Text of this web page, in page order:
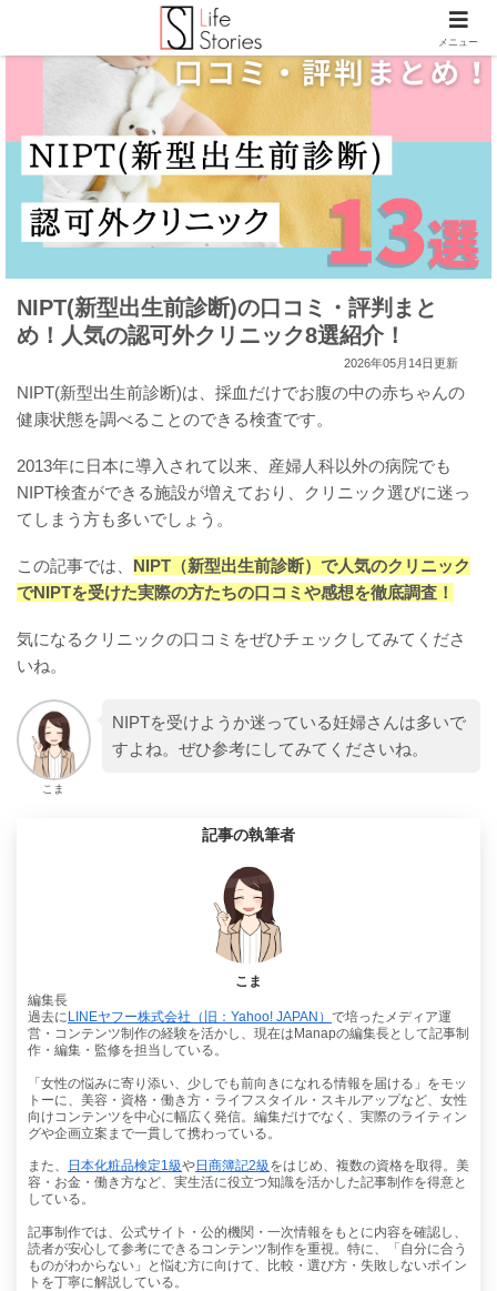
NIPT(新型出生前診断)の口コミ・評判まと
め！人気の認可外クリニック8選紹介！
2026年05月14日更新
NIPT(新型出生前診断)は、採血だけでお腹の中の赤ちゃんの
健康状態を調べることのできる検査です。
2013年に日本に導入されて以来、産婦人科以外の病院でも
NIPT検査ができる施設が増えており、クリニック選びに迷っ
てしまう方も多いでしょう。
この記事では、 NIPT（新型出生前診断）で人気のクリニック
でNIPTを受けた実際の方たちの口コミや感想を徹底調査！
気になるクリニックの口コミをぜひチェックしてみてくださ
いね。
こま
NIPTを受けようか迷っている妊婦さんは多いで
すよね。ぜひ参考にしてみてくださいね。
記事の執筆者
こま
編集長
過去に LINEヤフー株式会社（旧：Yahoo! JAPAN） で培ったメディア運
営・コンテンツ制作の経験を活かし、現在はManapの編集長として記事制
作・編集・監修を担当している。
「女性の悩みに寄り添い、少しでも前向きになれる情報を届ける」をモッ
トーに、美容・資格・働き方・ライフスタイル・スキルアップなど、女性
向けコンテンツを中心に幅広く発信。編集だけでなく、実際のライティン
グや企画立案まで一貫して携わっている。
また、 日本化粧品検定1級や日商簿記2級をはじめ、複数の資格を取得。美
容・お金・働き方など、実生活に役立つ知識を活かした記事制作を得意と
している。
記事制作では、公式サイト・公的機関・一次情報をもとに内容を確認し、
読者が安心して参考にできるコンテンツ制作を重視。特に、「自分に合う
ものがわからない」と悩む方に向けて、比較・選び方・失敗しないポイン
トを丁寧に解説している。
メニュー